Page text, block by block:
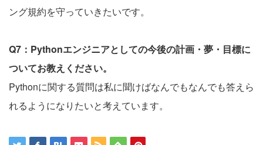
ング規約を守っていきたいです。
Q7：Pythonエンジニアとしての今後の計画・夢・目標に
ついてお教えください。
Pythonに関する質問は私に聞けばなんでもなんでも答えら
れるようになりたいと考えています。